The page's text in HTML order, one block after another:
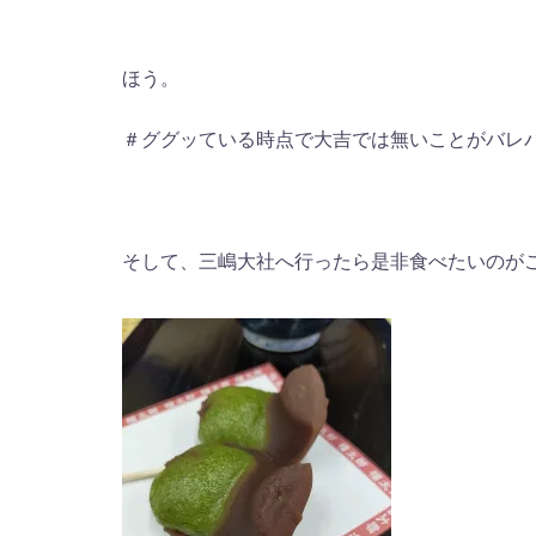
ほう。
＃ググッている時点で大吉では無いことがバレ
そして、三嶋大社へ行ったら是非食べたいのが